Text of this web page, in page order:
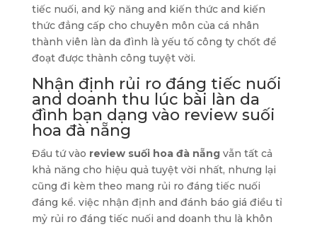
tiếc nuối, and kỹ năng and kiến thức and kiến
thức đẳng cấp cho chuyên môn của cá nhân
thành viên làn da đình là yếu tố công ty chốt để
đoạt được thành công tuyệt vời.
Nhận định rủi ro đáng tiếc nuối
and doanh thu lúc bài làn da
đình bạn dạng vào review suối
hoa đà nẵng
Đầu tứ vào review suối hoa đà nẵngvẫn tất cả
khả năng cho hiệu quả tuyệt vời nhất, nhưng lại
cũng đi kèm theo mang rủi ro đáng tiếc nuối
đáng kể. việc nhận định and đánh báo giá điều tỉ
mỷ rủi ro đáng tiếc nuối and doanh thu là khôn